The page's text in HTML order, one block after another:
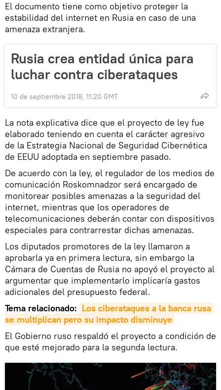
El documento tiene como objetivo proteger la
estabilidad del internet en Rusia en caso de una
amenaza extranjera.
Rusia crea entidad única para
luchar contra ciberataques
10 de septiembre 2018, 11:20 GMT
La nota explicativa dice que el proyecto de ley fue
elaborado teniendo en cuenta el carácter agresivo
de la Estrategia Nacional de Seguridad Cibernética
de EEUU adoptada en septiembre pasado.
De acuerdo con la ley, el regulador de los medios de
comunicación Roskomnadzor será encargado de
monitorear posibles amenazas a la seguridad del
internet, mientras que los operadores de
telecomunicaciones deberán contar con dispositivos
especiales para contrarrestar dichas amenazas.
Los diputados promotores de la ley llamaron a
aprobarla ya en primera lectura, sin embargo la
Cámara de Cuentas de Rusia no apoyó el proyecto al
argumentar que implementarlo implicaría gastos
adicionales del presupuesto federal.
Tema relacionado: Los ciberataques a la banca rusa
se multiplican pero su impacto disminuye
El Gobierno ruso respaldó el proyecto a condición de
que esté mejorado para la segunda lectura.